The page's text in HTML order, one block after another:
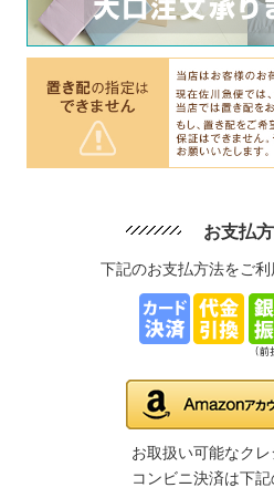
お支払
下記のお支払方法をご利
お取扱い可能なク
コンビニ決済は下記